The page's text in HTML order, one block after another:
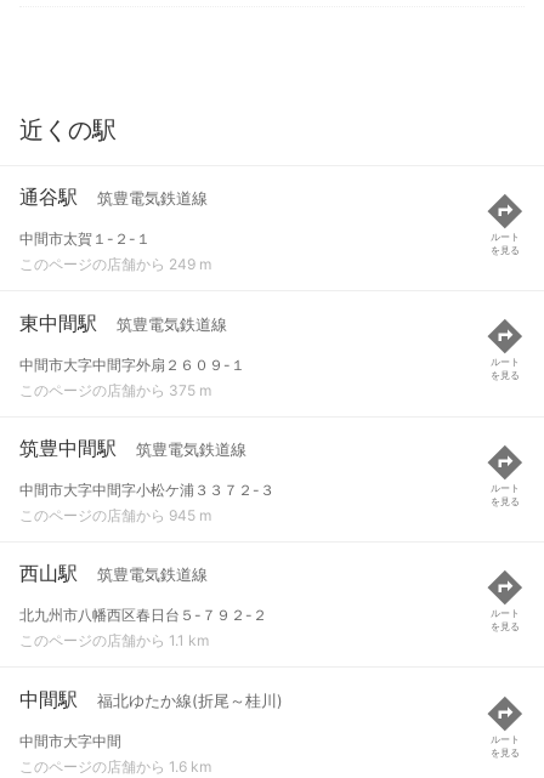
近くの駅
通谷駅 筑豊電気鉄道線
中間市太賀１-２-１
このページの店舗から 249 m
ルート
を見る
東中間駅 筑豊電気鉄道線
中間市大字中間字外扇２６０９-１
このページの店舗から 375 m
ルート
を見る
筑豊中間駅 筑豊電気鉄道線
中間市大字中間字小松ケ浦３３７２-３
このページの店舗から 945 m
ルート
を見る
西山駅 筑豊電気鉄道線
北九州市八幡西区春日台５-７９２-２
このページの店舗から 1.1 km
ルート
を見る
中間駅 福北ゆたか線(折尾～桂川)
中間市大字中間
このページの店舗から 1.6 km
ルート
を見る